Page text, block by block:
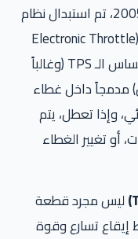
في السيارات المصنعة تقريباً بعد عام 2005، تم استبدال نظام
“سلك البنزين” بنظام البوابة الإلكترونية (Electronic Throttle
Body – ETB). في هذا النظام، يكون حساس الـ TPS (وغالباً
مدمجاً داخل غطاء
وإذا تعطل، يتم
أو تغيير الغطاء
ليس مجرد قطعة
إيقاع تسارع وقوة